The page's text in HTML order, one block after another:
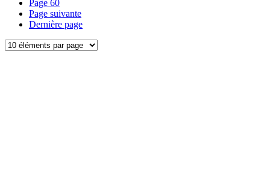
Page 60
Page suivante
Dernière page